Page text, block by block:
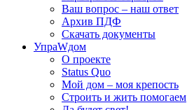
Ваш вопрос – наш ответ
Архив ПДФ
Скачать документы
УпраWдом
О проекте
Status Quo
Мой дом – моя крепость
Строить и жить помогаем